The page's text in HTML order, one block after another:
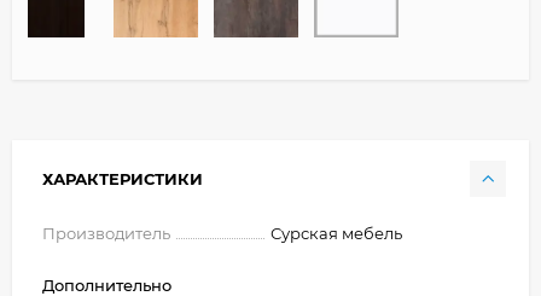
ХАРАКТЕРИСТИКИ
Производитель Сурская мебель
Дополнительно